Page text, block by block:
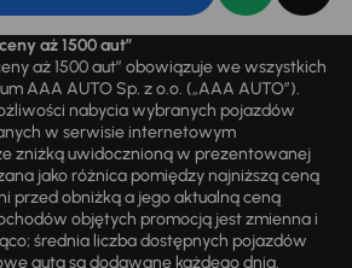
aż 1500 aut”
aż 1500 aut” obowiązuje we wszystkich
AAA AUTO Sp. z o.o. („AAA AUTO”).
nabycia wybranych pojazdów
w serwisie internetowym
zniżką uwidocznioną w prezentowanej
jako różnica pomiędzy najniższą ceną
przed obniżką a jego aktualną ceną
objętych promocją jest zmienna i
średnia liczba dostępnych pojazdów
auta są dodawane każdego dnia.